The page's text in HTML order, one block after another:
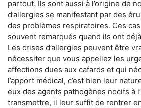
partout. Ils sont aussi à l’origine de
d’allergies se manifestant par des
des problèmes respiratoires. Ces
souvent remarqués quand ils ont
Les crises d’allergies peuvent être
nécessiter que vous appeliez les
affections dues aux cafards et qui
l’apport médical, c’est bien leur
eux des agents pathogènes nocifs à
transmettre, il leur suffit de rentrer